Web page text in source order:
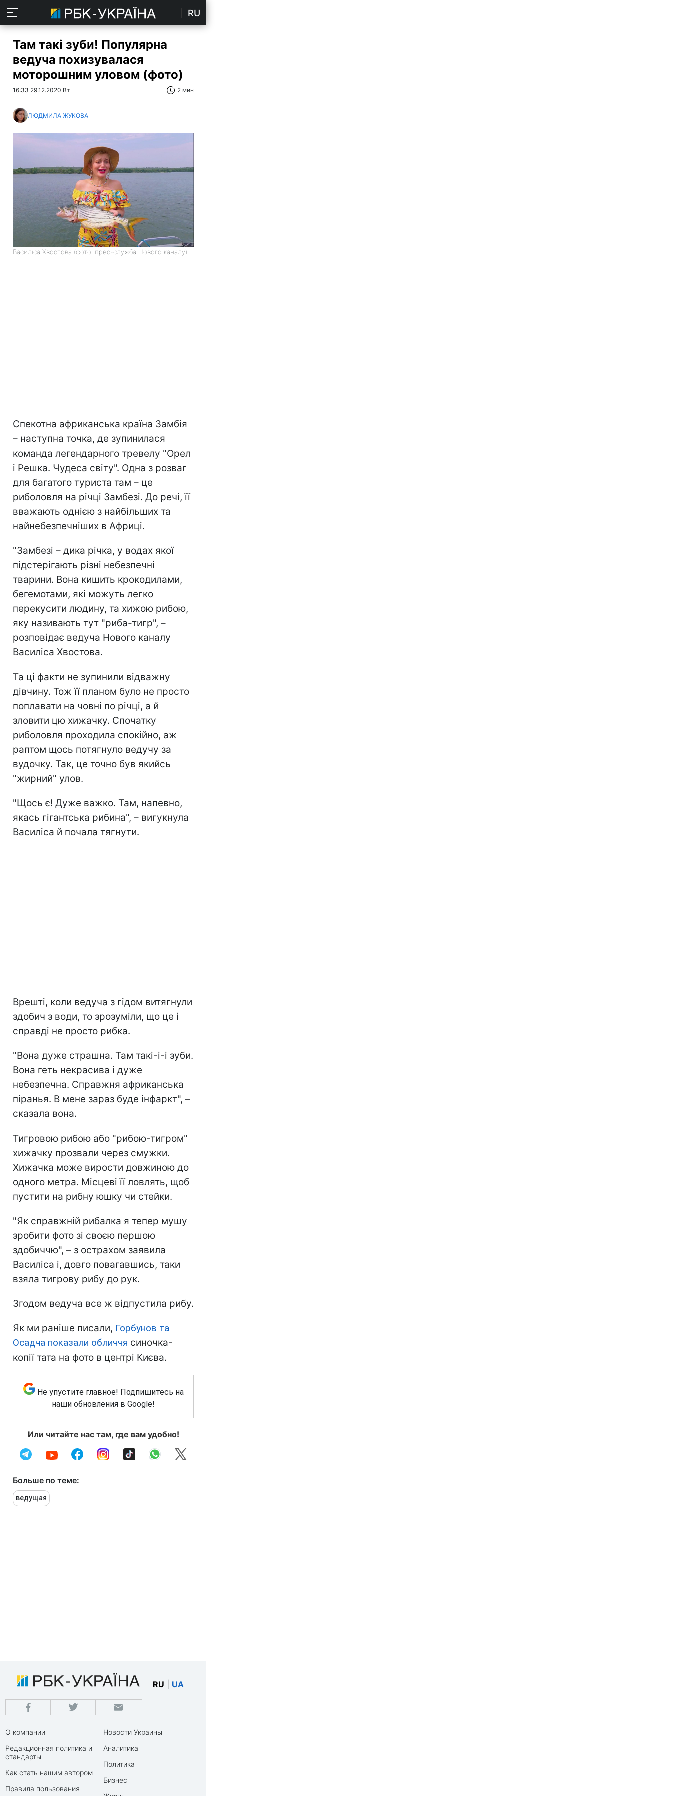
RU
Там такі зуби! Популярна
ведуча похизувалася
моторошним уловом (фото)
16:33 29.12.2020 Вт 2 мин
ЛЮДМИЛА ЖУКОВА
Василіса Хвостова (фото: прес-служба Нового каналу)
Спекотна африканська країна Замбія
– наступна точка, де зупинилася
команда легендарного тревелу "Орел
і Решка. Чудеса світу". Одна з розваг
для багатого туриста там – це
риболовля на річці Замбезі. До речі, її
вважають однією з найбільших та
найнебезпечніших в Африці.
"Замбезі – дика річка, у водах якої
підстерігають різні небезпечні
тварини. Вона кишить крокодилами,
бегемотами, які можуть легко
перекусити людину, та хижою рибою,
яку називають тут "риба-тигр", –
розповідає ведуча Нового каналу
Василіса Хвостова.
Та ці факти не зупинили відважну
дівчину. Тож її планом було не просто
поплавати на човні по річці, а й
зловити цю хижачку. Спочатку
риболовля проходила спокійно, аж
раптом щось потягнуло ведучу за
вудочку. Так, це точно був якийсь
"жирний" улов.
"Щось є! Дуже важко. Там, напевно,
якась гігантська рибина", – вигукнула
Василіса й почала тягнути.
Врешті, коли ведуча з гідом витягнули
здобич з води, то зрозуміли, що це і
справді не просто рибка.
"Вона дуже страшна. Там такі-і-і зуби.
Вона геть некрасива і дуже
небезпечна. Справжня африканська
піранья. В мене зараз буде інфаркт", –
сказала вона.
Тигровою рибою або "рибою-тигром"
хижачку прозвали через смужки.
Хижачка може вирости довжиною до
одного метра. Місцеві її ловлять, щоб
пустити на рибну юшку чи стейки.
"Як справжній рибалка я тепер мушу
зробити фото зі своєю першою
здобиччю", – з острахом заявила
Василіса і, довго повагавшись, таки
взяла тигрову рибу до рук.
Згодом ведуча все ж відпустила рибу.
Як ми раніше писали, Горбунов та
Осадча показали обличчя синочка-
копії тата на фото в центрі Києва.
Не упустите главное! Подпишитесь на
наши обновления в Google!
Или читайте нас там, где вам удобно!
Больше по теме:
ведущая
RU UA
О компании
Редакционная политика и
стандарты
Как стать нашим автором
Правила пользования
Новости Украины
Аналитика
Политика
Бизнес